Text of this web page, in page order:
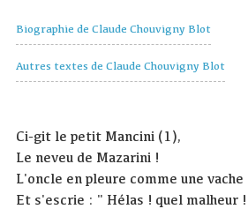
Biographie de Claude Chouvigny Blot
Autres textes de Claude Chouvigny Blot
Ci-git le petit Mancini (1),
Le neveu de Mazarini !
L'oncle en pleure comme une vache
Et s'escrie : " Hélas ! quel malheur !